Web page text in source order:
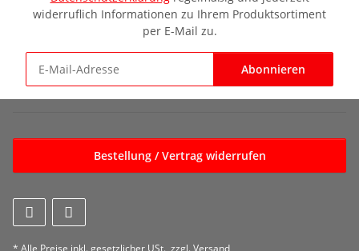
widerruflich Informationen zu Ihrem Produktsortiment
per E-Mail zu.
Abonnieren
Bestellung / Vertrag widerrufen
* Alle Preise inkl. gesetzlicher USt., zzgl. Versand